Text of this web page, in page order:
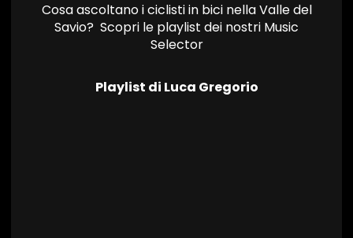
Cosa ascoltano i ciclisti in bici nella Valle del
Savio? Scopri le playlist dei nostri Music
Selector
Playlist di Luca Gregorio